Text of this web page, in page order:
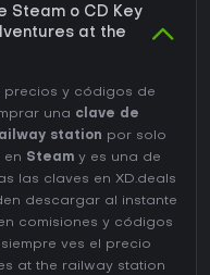
Steam o CD Key
at the
y códigos de
una clave de
station por solo
en Steam y es una de
las claves en XD.deals
descargar al instante
comisiones y códigos
ves el precio
at the railway station